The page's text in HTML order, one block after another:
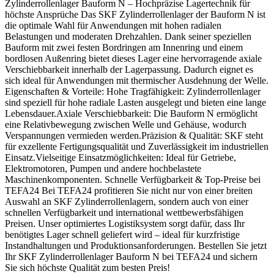
Zylinderrollenlager Bauform N – Hochpräzise Lagertechnik für
höchste Ansprüche Das SKF Zylinderrollenlager der Bauform N ist
die optimale Wahl für Anwendungen mit hohen radialen
Belastungen und moderaten Drehzahlen. Dank seiner speziellen
Bauform mit zwei festen Bordringen am Innenring und einem
bordlosen Außenring bietet dieses Lager eine hervorragende axiale
Verschiebbarkeit innerhalb der Lagerpassung. Dadurch eignet es
sich ideal für Anwendungen mit thermischer Ausdehnung der Welle.
Eigenschaften & Vorteile: Hohe Tragfähigkeit: Zylinderrollenlager
sind speziell für hohe radiale Lasten ausgelegt und bieten eine lange
Lebensdauer.Axiale Verschiebbarkeit: Die Bauform N ermöglicht
eine Relativbewegung zwischen Welle und Gehäuse, wodurch
Verspannungen vermieden werden.Präzision & Qualität: SKF steht
für exzellente Fertigungsqualität und Zuverlässigkeit im industriellen
Einsatz.Vielseitige Einsatzmöglichkeiten: Ideal für Getriebe,
Elektromotoren, Pumpen und andere hochbelastete
Maschinenkomponenten. Schnelle Verfügbarkeit & Top-Preise bei
TEFA24 Bei TEFA24 profitieren Sie nicht nur von einer breiten
Auswahl an SKF Zylinderrollenlagern, sondern auch von einer
schnellen Verfügbarkeit und international wettbewerbsfähigen
Preisen. Unser optimiertes Logistiksystem sorgt dafür, dass Ihr
benötigtes Lager schnell geliefert wird – ideal für kurzfristige
Instandhaltungen und Produktionsanforderungen. Bestellen Sie jetzt
Ihr SKF Zylinderrollenlager Bauform N bei TEFA24 und sichern
Sie sich höchste Qualität zum besten Preis!